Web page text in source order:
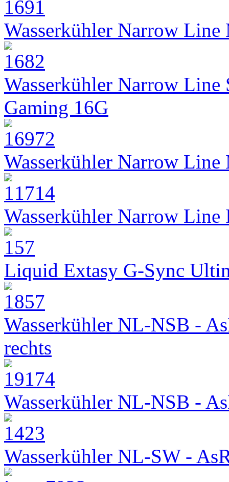
Wasserkühler Narrow
Wasserkühler Narrow
Gaming 16G
Wasserkühler Narrow
Wasserkühler Narrow
Liquid Extasy G-Sync
Wasserkühler NL-NSB -
rechts
Wasserkühler NL-NSB -
Wasserkühler NL-SW -